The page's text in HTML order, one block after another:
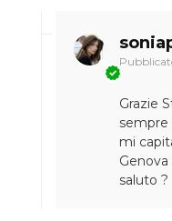
Grazie
sempre
mi
saluto ?